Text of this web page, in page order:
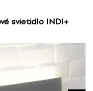
svietidlo INDI+